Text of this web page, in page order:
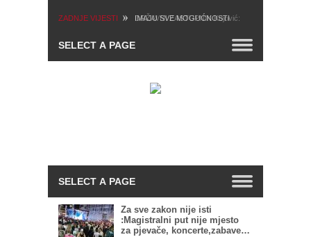
ZADNJE VIJESTI IMAJU SVE MOGUĆNOSTI
Zašto Tužilaštvo BiH ne
preuzme predmet mafijaških
obračuna u Istočnom Sarajevu:
Za sve zakon nije isti
:Magistralni put nije mjesto
za pjevače, koncerte,zabave…